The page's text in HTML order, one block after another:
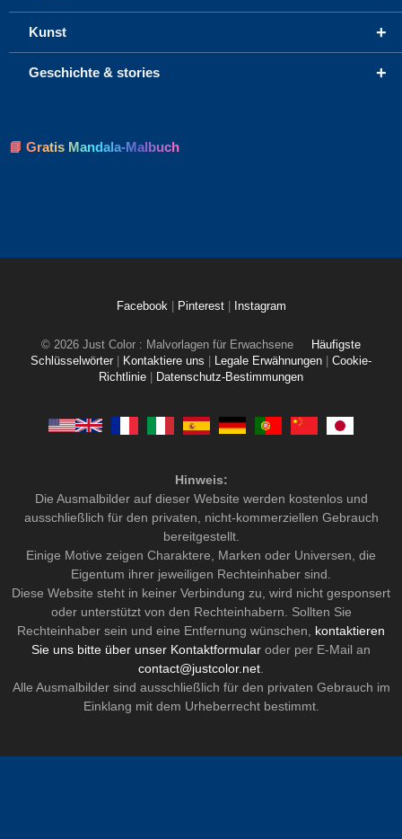
+
Kunst
+
Geschichte & stories
📘 Gratis Mandala-Malbuch
Facebook Pinterest Instagram
© 2026 Just Color : Malvorlagen für Erwachsene
Häufigste
Schlüsselwörter
Kontaktiere uns Legale Erwähnungen
Cookie-
Richtlinie
Datenschutz-Bestimmungen
Hinweis:
Die Ausmalbilder auf dieser Website werden kostenlos und
ausschließlich für den privaten, nicht-kommerziellen Gebrauch
bereitgestellt.
Einige Motive zeigen Charaktere, Marken oder Universen, die
Eigentum ihrer jeweiligen Rechteinhaber sind.
Diese Website steht in keiner Verbindung zu, wird nicht gesponsert
oder unterstützt von den Rechteinhabern. Sollten Sie
Rechteinhaber sein und eine Entfernung wünschen, kontaktieren
Sie uns bitte über unser Kontaktformular oder per E-Mail an
contact@justcolor.net
Alle Ausmalbilder sind ausschließlich für den privaten Gebrauch im
Einklang mit dem Urheberrecht bestimmt.